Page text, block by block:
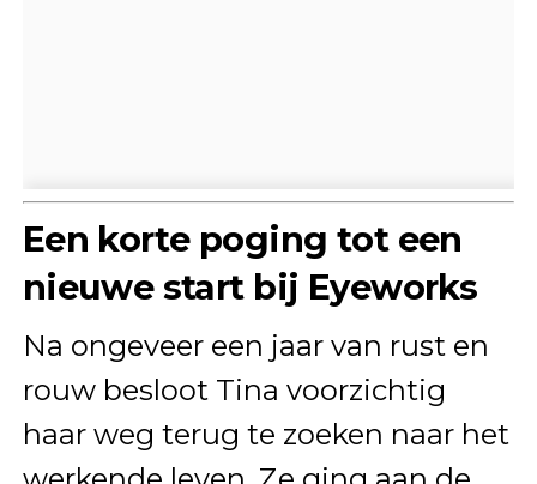
Een korte poging tot een
nieuwe start bij Eyeworks
Na ongeveer een jaar van rust en
rouw besloot Tina voorzichtig
haar weg terug te zoeken naar het